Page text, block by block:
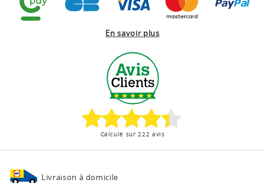
En savoir plus
Calculé sur 222 avis
Livraison à domicile